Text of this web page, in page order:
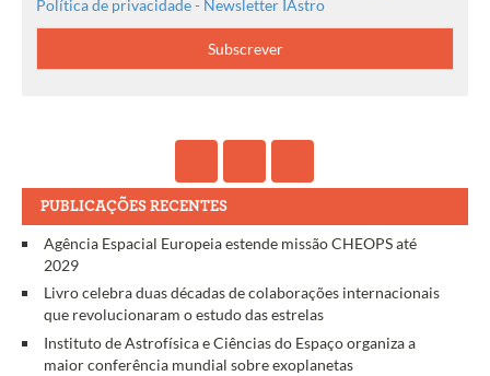
Política de privacidade - Newsletter IAstro
PUBLICAÇÕES RECENTES
Agência Espacial Europeia estende missão CHEOPS até
2029
Livro celebra duas décadas de colaborações internacionais
que revolucionaram o estudo das estrelas
Instituto de Astrofísica e Ciências do Espaço organiza a
maior conferência mundial sobre exoplanetas